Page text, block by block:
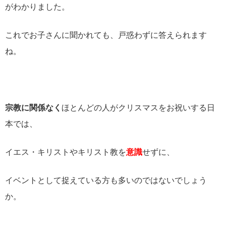
がわかりました。
これでお子さんに聞かれても、戸惑わずに答えられます
ね。
宗教に関係なく ほとんどの人がクリスマスをお祝いする日
本では、
イエス・キリストやキリスト教を意識せずに、
イベントとして捉えている方も多いのではないでしょう
か。